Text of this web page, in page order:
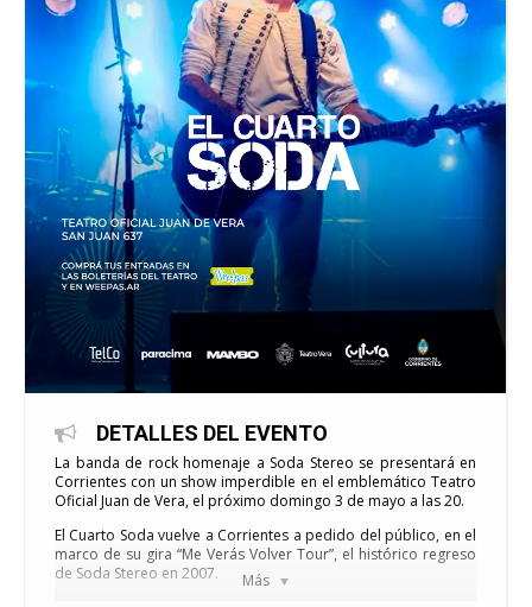
Más
DETALLES DEL EVENTO
La banda de rock homenaje a Soda Stereo se presentará en
Corrientes con un show imperdible en el emblemático Teatro
Oficial Juan de Vera, el próximo domingo 3 de mayo a las 20.
El Cuarto Soda vuelve a Corrientes a pedido del público, en el
marco de su gira “Me Verás Volver Tour”, el histórico regreso
de Soda Stereo en 2007.